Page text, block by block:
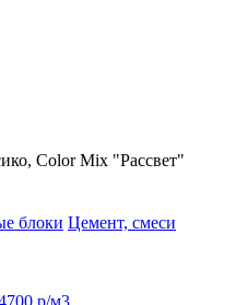
Color Mix "Рассвет"
блоки Цемент, смеси